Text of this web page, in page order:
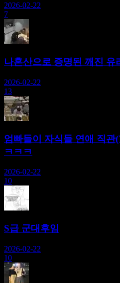
2026-02-22
7
나혼산으로 증명된 깨진 유
2026-02-22
13
엄빠들이 자식들 연애 직관
ㅋㅋㅋ
2026-02-22
10
S급 군대후임
2026-02-22
10